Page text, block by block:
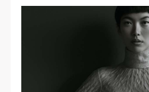
（3）、本协议包括纸质档和
份，甲乙双方各执一份，均具
活动参与者意味着接受并承担
同意者意味着放弃参加此次活
（3）、本协议包括纸质档和
份，甲乙双方各执一份，均具
活动参与者意味着接受并承担
同意者意味着放弃参加此次活
（3）、本协议包括纸质档和
份，甲乙双方各执一份，均具
活动参与者意味着接受并承担
同意者意味着放弃参加此次活